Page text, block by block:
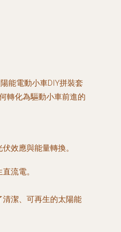
能電動小車DIY拼裝套
轉化為驅動小車前進的
效應與能量轉換。
流電。
清潔、可再生的太陽能